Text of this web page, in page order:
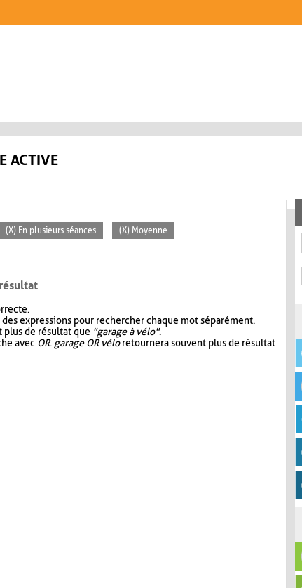
ACTIVE
(X) En plusieurs séances (X) Moyenne
expressions pour rechercher chaque mot séparément.
de résultat que "garage à vélo".
avec OR. garage OR véloretournera souvent plus de résultat